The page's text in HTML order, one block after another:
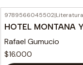
9789566045502|
HOTEL MONTANA
Rafael Gumucio
$16.000